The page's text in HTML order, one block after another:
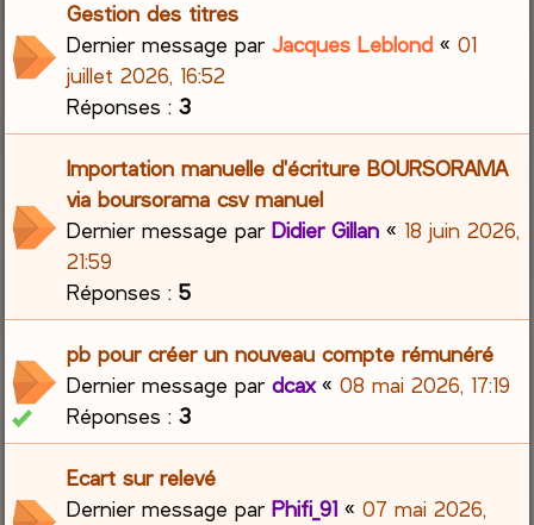
Gestion des titres
Dernier message parJacques Leblond «01
juillet 2026, 16:52
Réponses :3
Importation manuelle d'écriture BOURSORAMA
via boursorama csv manuel
Dernier message parDidier Gillan « 18 juin 2026,
21:59
Réponses :5
pb pour créer un nouveau compte rémunéré
Dernier message pardcax«08 mai 2026, 17:19
Réponses :3
Ecart sur relevé
Dernier message parPhifi_91 «07 mai 2026,